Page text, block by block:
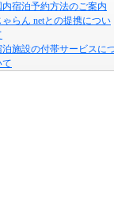
内宿泊予約方法のご案内
ゃらん netとの提携につい
泊施設の付帯サービスに
て